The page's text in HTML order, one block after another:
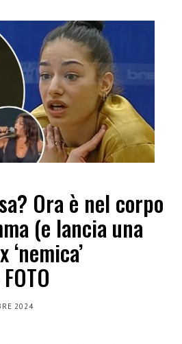
Ora è nel corpo
(e lancia una
‘nemica’
2024